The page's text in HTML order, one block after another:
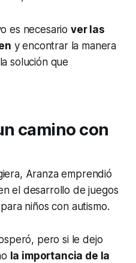
es necesario ver las
y encontrar la manera
solución que
camino con
Aranza emprendió
el desarrollo de juegos
niños con autismo.
pero si le dejo
la importancia de la